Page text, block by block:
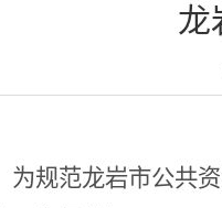
龙
为规范龙岩市公共